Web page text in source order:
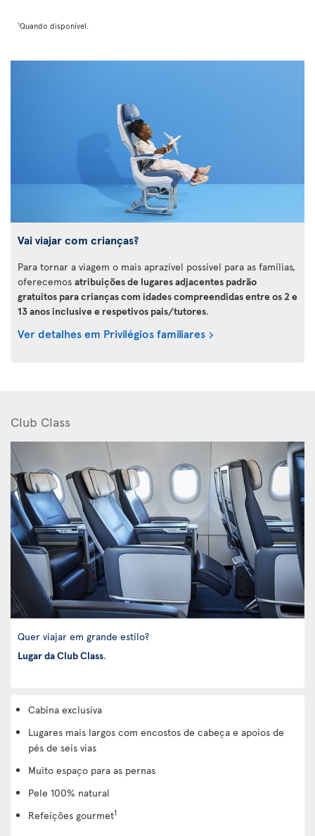
1Quando disponível.
Vai viajar com crianças?
Para tornar a viagem o mais aprazível possível para as famílias,
oferecemos atribuições de lugares adjacentes padrão
gratuitos para crianças com idades compreendidas entre os 2 e
13 anos inclusive e respetivos pais/tutores.
Ver detalhes em Privilégios familiares
Club Class
Quer viajar em grande estilo?
Lugar da Club Class.
Cabina exclusiva
Lugares mais largos com encostos de cabeça e apoios de
pés de seis vias
Muito espaço para as pernas
Pele 100% natural
Refeições gourmet1